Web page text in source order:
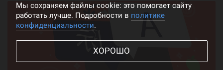
Мы cохраняем файлы cookie: это помогает сайту
работать лучше. Подробности в политике
конфиденциальности.
ХОРОШО